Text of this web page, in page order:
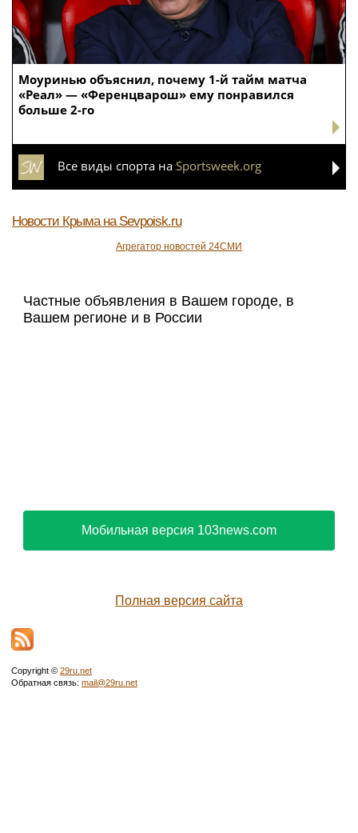
Моуринью объяснил, почему 1-й тайм матча
«Реал» — «Ференцварош» ему понравился
больше 2-го
Все виды спорта на Sportsweek.org
Новости Крыма на Sevpoisk.ru
Агрегатор новостей 24СМИ
Частные объявления в Вашем городе, в
Вашем регионе и в России
Мобильная версия 103news.com
Полная версия сайта
Copyright © 29ru.net
Обратная связь: mail@29ru.net